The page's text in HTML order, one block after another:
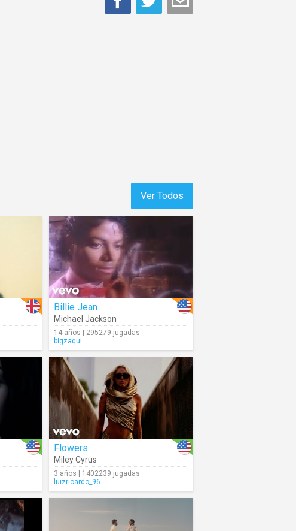
Ver Todos
Billie Jean
Michael Jackson
14 años | 295279 jugadas
bigzaqui
Flowers
Miley Cyrus
3 años | 1402239 jugadas
luizricardo_96